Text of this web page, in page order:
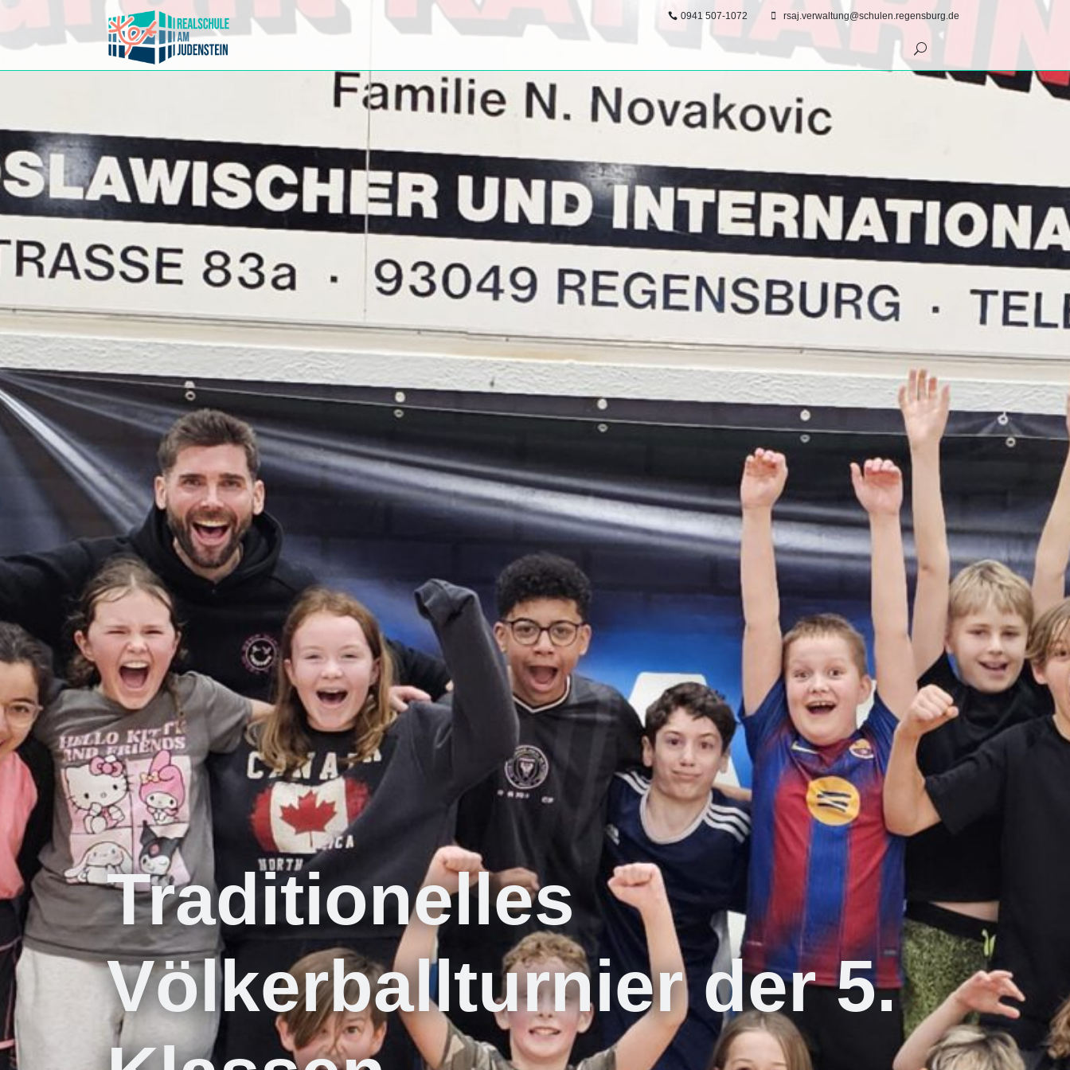
0941 507-1072 rsaj.verwaltung@schulen.regensburg.de
Traditionelles
Völkerballturnier der 5.